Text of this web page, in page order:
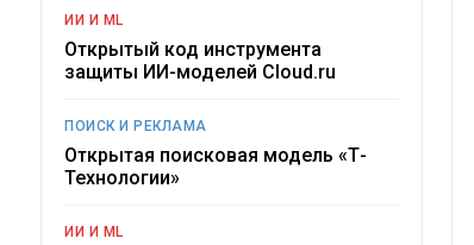
ИИ И ML
Открытый код инструмента
защиты ИИ-моделей Cloud.ru
ПОИСК И РЕКЛАМА
Открытая поисковая модель «Т-
Технологии»
ИИ И ML